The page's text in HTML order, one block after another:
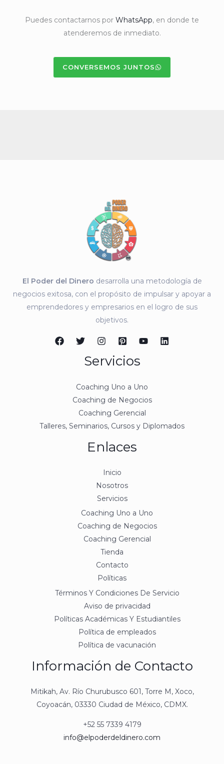
Puedes contactarnos por WhatsApp, en donde te
atenderemos de inmediato.
CONVERSEMOS JUNTOS
El Poder del Dinero desarrolla una metodología de
negocios exitosa, con el propósito de impulsar y apoyar a
emprendedores y empresarios en el logro de sus
objetivos.
Servicios
Coaching Uno a Uno
Coaching de Negocios
Coaching Gerencial
Talleres, Seminarios, Cursos y Diplomados
Enlaces
Inicio
Nosotros
Servicios
Coaching Uno a Uno
Coaching de Negocios
Coaching Gerencial
Tienda
Contacto
Políticas
Términos Y Condiciones De Servicio
Aviso de privacidad
Políticas Académicas Y Estudiantiles
Política de empleados
Política de vacunación
Información de Contacto
Mitikah, Av. Río Churubusco 601, Torre M, Xoco,
Coyoacán, 03330 Ciudad de México, CDMX.
+52 55 7339 4179
info@elpoderdeldinero.com